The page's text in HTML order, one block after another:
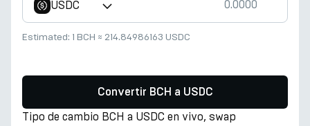
USDC
Estimated: 1 BCH ≈ 214.84986163 USDC
Convertir BCH a USDC
Tipo de cambio BCH a USDC en vivo, swap